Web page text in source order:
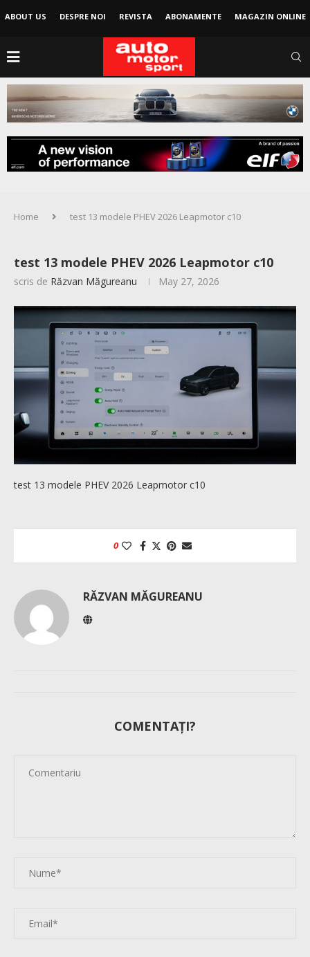
ABOUT US DESPRE NOI REVISTA ABONAMENTE MAGAZIN ONLINE
Home test 13 modele PHEV 2026 Leapmotor c10
test 13 modele PHEV 2026 Leapmotor c10
scris de Răzvan Măgureanu May 27, 2026
test 13 modele PHEV 2026 Leapmotor c10
0
RĂZVAN MĂGUREANU
COMENTAȚI?